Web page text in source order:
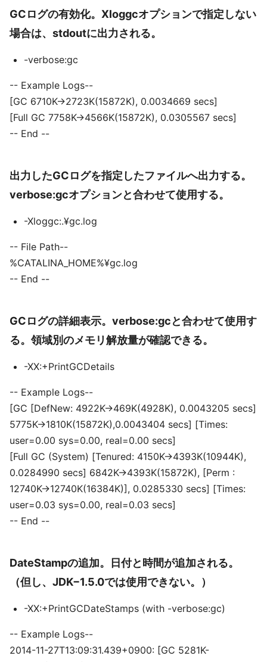
GCログの有効化。Xloggcオプションで指定しない
場合は、stdoutに出力される。
-verbose:gc
-- Example Logs--
[GC 6710K->2723K(15872K), 0.0034669 secs]
[Full GC 7758K->4566K(15872K), 0.0305567 secs]
-- End --
出力したGCログを指定したファイルへ出力する。
verbose:gcオプションと合わせて使用する。
-Xloggc:.¥gc.log
-- File Path--
%CATALINA_HOME%¥gc.log
-- End --
GCログの詳細表示。verbose:gcと合わせて使用す
る。領域別のメモリ解放量が確認できる。
-XX:+PrintGCDetails
-- Example Logs--
[GC [DefNew: 4922K->469K(4928K), 0.0043205 secs]
5775K->1810K(15872K),0.0043404 secs] [Times:
user=0.00 sys=0.00, real=0.00 secs]
[Full GC (System) [Tenured: 4150K->4393K(10944K),
0.0284990 secs] 6842K->4393K(15872K), [Perm :
12740K->12740K(16384K)], 0.0285330 secs] [Times:
user=0.03 sys=0.00, real=0.03 secs]
-- End --
DateStampの追加。日付と時間が追加される。
（但し、JDK−1.5.0では使用できない。）
-XX:+PrintGCDateStamps (with -verbose:gc)
-- Example Logs--
2014-11-27T13:09:31.439+0900: [GC 5281K-